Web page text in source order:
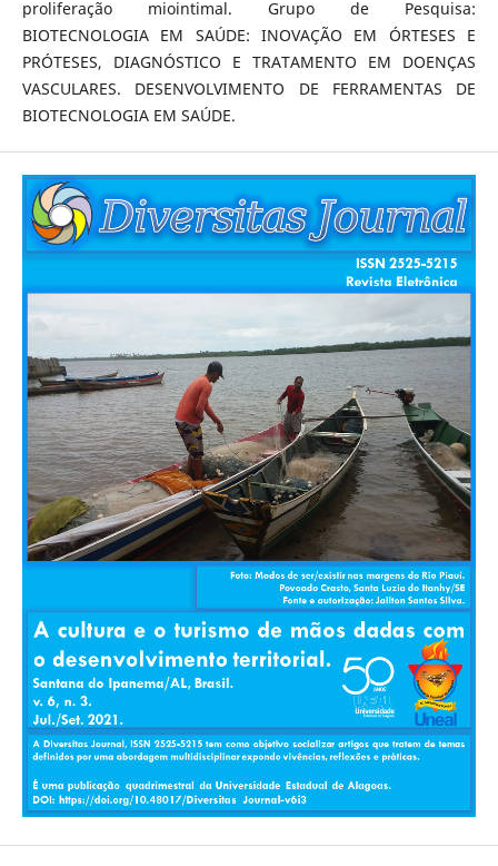
proliferação miointimal. Grupo de Pesquisa:
BIOTECNOLOGIA EM SAÚDE: INOVAÇÃO EM ÓRTESES E
PRÓTESES, DIAGNÓSTICO E TRATAMENTO EM DOENÇAS
VASCULARES. DESENVOLVIMENTO DE FERRAMENTAS DE
BIOTECNOLOGIA EM SAÚDE.